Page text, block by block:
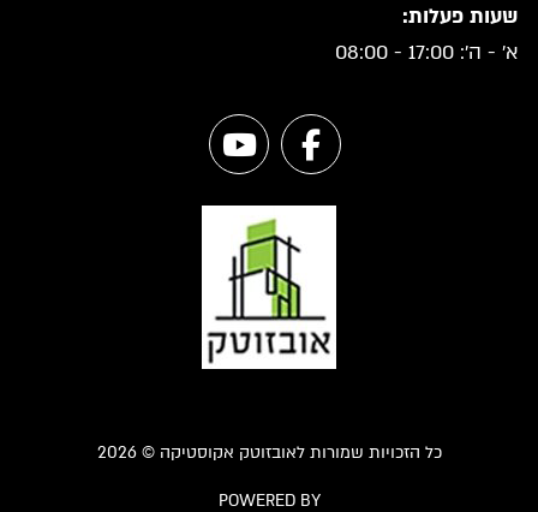
שעות פעלות:
א' - ה': 17:00 - 08:00
כל הזכויות שמורות לאובזוטק אקוסטיקה © 2026
POWERED BY